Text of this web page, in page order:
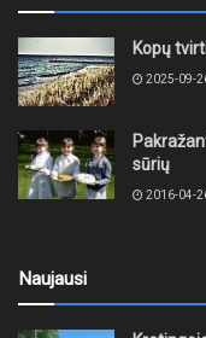
Kopų
2025-09-
sūrių
2016-04-
Naujausi